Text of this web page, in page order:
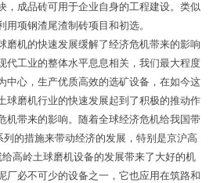
，成品砖可用于企业自身的工程建设。类似
用项钢渣尾渣制砖项目和初选。
磨机的快速发展缓解了经济危机带来的影响
代工业的整体水平息息相关，我们最大程度
中心，生产优质高效的选矿设备，在如今这
球磨机行业的快速发展起到了积极的推动作
机带来的影响。随着全球经济危机给我国带
的措施来带动经济的发展，特别是京沪高
高岭土球磨机设备的发展带来了大好的机
厂必不可少的设备之一，它也应用在筑路和